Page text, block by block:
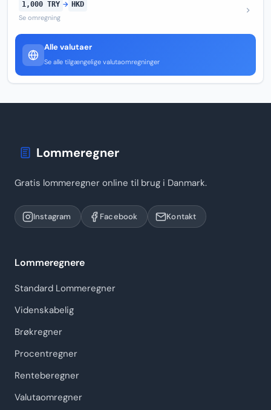
1,000 TRY → HKD
Se omregning
Alle valutaer
Se alle tilgængelige valutaomregninger
Lommeregner
Gratis lommeregner online til brug i Danmark.
Instagram Facebook Kontakt
Lommeregnere
Standard Lommeregner
Videnskabelig
Brøkregner
Procentregner
Renteberegner
Valutaomregner